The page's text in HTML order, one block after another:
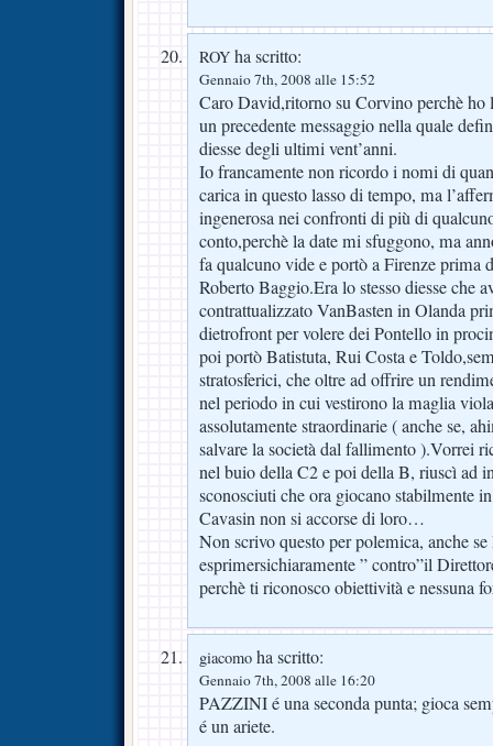
ROY ha scritto:
Gennaio 7th, 2008 alle 15:52
Caro David,ritorno su Corvino perchè ho
un precedente messaggio nella quale
diesse degli ultimi vent’anni.
Io francamente non ricordo i nomi di
carica in questo lasso di tempo, ma
ingenerosa nei confronti di più di
conto,perchè la date mi sfuggono, ma
fa qualcuno vide e portò a Firenze prima
Roberto Baggio.Era lo stesso diesse che
contrattualizzato VanBasten in Olanda
dietrofront per volere dei Pontello in
poi portò Batistuta, Rui Costa e
stratosferici, che oltre ad offrire un
nel periodo in cui vestirono la maglia
assolutamente straordinarie ( anche se,
salvare la società dal fallimento ).Vorrei
nel buio della C2 e poi della B, riuscì ad
sconosciuti che ora giocano stabilmente
Cavasin non si accorse di loro…
Non scrivo questo per polemica, anche
esprimersichiaramente ” contro”il
perchè ti riconosco obiettività e nessuna
giacomo ha scritto:
Gennaio 7th, 2008 alle 16:20
PAZZINI é una seconda punta; gioca
é un ariete.